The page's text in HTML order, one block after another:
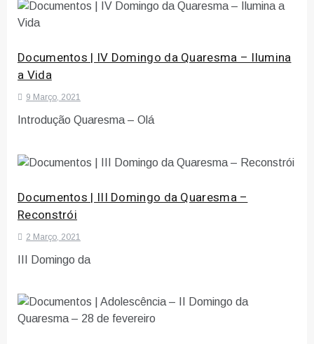
Documentos | IV Domingo da Quaresma – Ilumina
a Vida
9 Março, 2021
Introdução Quaresma – Olá
Documentos | III Domingo da Quaresma –
Reconstrói
2 Março, 2021
III Domingo da